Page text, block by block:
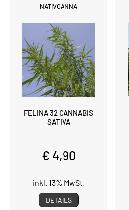
NATIVCANNA
FELINA 32 CANNABIS
SATIVA
€ 4,90
inkl. 13% MwSt.
DETAILS